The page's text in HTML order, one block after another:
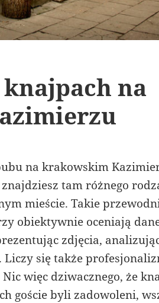
na
na krakowskim
tam różnego
mieście. Takie
obiektywnie oceniają
zdjęcia,
Liczy się także
więc dziwacznego, że
goście byli zadowoleni,